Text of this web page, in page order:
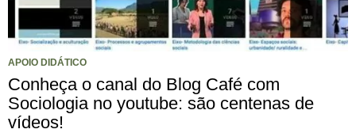
APOIO DIDÁTICO
Conheça o canal do Blog Café com
Sociologia no youtube: são centenas de
vídeos!